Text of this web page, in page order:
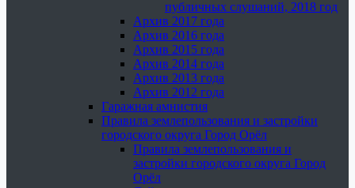
публичных слушаний, 2018 год
Архив 2017 года
Архив 2016 года
Архив 2015 года
Архив 2014 года
Архив 2013 года
Архив 2012 года
Гаражная амнистия
Правила землепользования и застройки
городского округа Город Орёл
Правила землепользования и
застройки городского округа Город
Орёл